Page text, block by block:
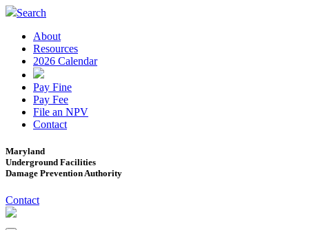
Search
About
Resources
2026 Calendar
Pay Fine
Pay Fee
File an NPV
Contact
Maryland
Underground Facilities
Damage Prevention Authority
Contact